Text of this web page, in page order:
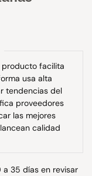
facilita
usa alta
tendencias del
proveedores
las mejores
calidad
35 días en revisar